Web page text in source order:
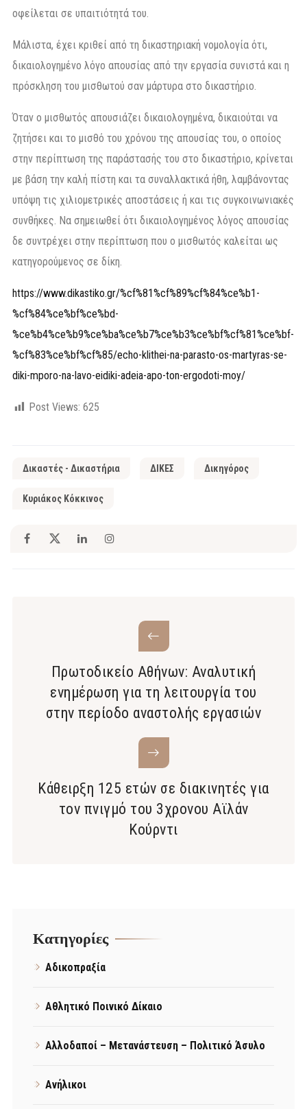
οφείλεται σε υπαιτιότητά του.
Μάλιστα, έχει κριθεί από τη δικαστηριακή νομολογία ότι,
δικαιολογημένο λόγο απουσίας από την εργασία συνιστά και η
πρόσκληση του μισθωτού σαν μάρτυρα στο δικαστήριο.
Όταν ο μισθωτός απουσιάζει δικαιολογημένα, δικαιούται να
ζητήσει και το μισθό του χρόνου της απουσίας του, ο οποίος
στην περίπτωση της παράστασής του στο δικαστήριο, κρίνεται
με βάση την καλή πίστη και τα συναλλακτικά ήθη, λαμβάνοντας
υπόψη τις χιλιομετρικές αποστάσεις ή και τις συγκοινωνιακές
συνθήκες. Να σημειωθεί ότι δικαιολογημένος λόγος απουσίας
δε συντρέχει στην περίπτωση που ο μισθωτός καλείται ως
κατηγορούμενος σε δίκη.
https://www.dikastiko.gr/%cf%81%cf%89%cf%84%ce%b1-
%cf%84%ce%bf%ce%bd-
%ce%b4%ce%b9%ce%ba%ce%b7%ce%b3%ce%bf%cf%81%ce%bf-
%cf%83%ce%bf%cf%85/echo-klithei-na-parasto-os-martyras-se-
diki-mporo-na-lavo-eidiki-adeia-apo-ton-ergodoti-moy/
Post Views: 625
Δικαστές - Δικαστήρια ΔΙΚΕΣ Δικηγόρος
Κυριάκος Κόκκινος
Πρωτοδικείο Αθήνων: Αναλυτική
ενημέρωση για τη λειτουργία του
στην περίοδο αναστολής εργασιών
Κάθειρξη 125 ετών σε διακινητές για
τον πνιγμό του 3χρονου Αϊλάν
Κούρντι
Kατηγορίες
Αδικοπραξία
Αθλητικό Ποινικό Δίκαιο
Αλλοδαποί – Μετανάστευση – Πολιτικό Άσυλο
Ανήλικοι